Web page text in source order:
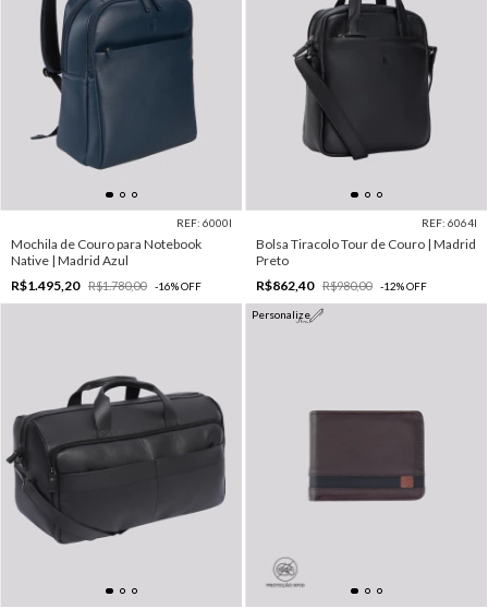
REF: 6000I
Mochila de Couro para Notebook
Native | Madrid Azul
R$1.495,20
R$1.780,00 -16%OFF
REF: 6064I
Bolsa Tiracolo Tour de Couro | Madrid
Preto
R$862,40
R$980,00 -12%OFF
Personalize